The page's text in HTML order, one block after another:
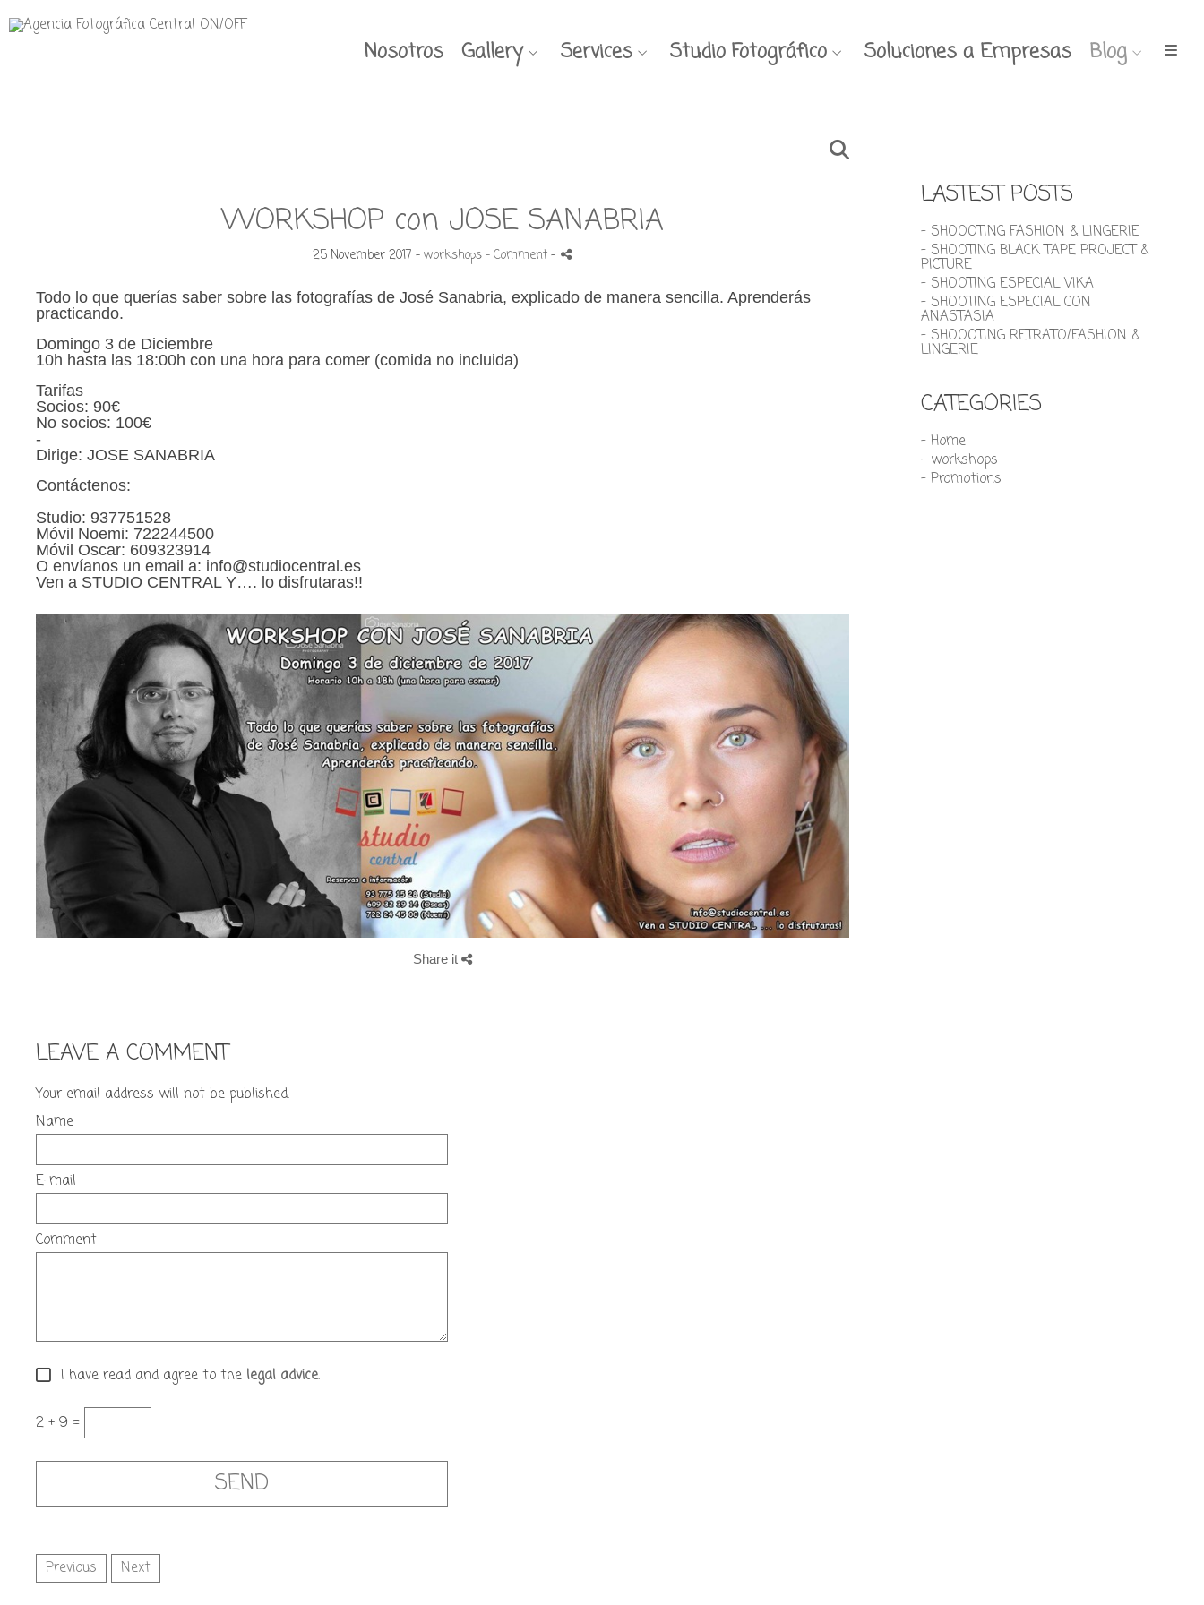
Nosotros Gallery Services Studio Fotográfico Soluciones a Empresas Blog
WORKSHOP con JOSE SANABRIA
25 November 2017 -workshops - Comment-
Todo lo que querías saber sobre las fotografías de José Sanabria, explicado de manera sencilla. Aprenderás
practicando.
Domingo 3 de Diciembre
10h hasta las 18:00h con una hora para comer (comida no incluida)
Tarifas
Socios: 90€
No socios: 100€
-
Dirige: JOSE SANABRIA
Contáctenos:
Studio: 937751528
Móvil Noemi: 722244500
Móvil Oscar: 609323914
O envíanos un email a: info@studiocentral.es
Ven a STUDIO CENTRAL Y…. lo disfrutaras!!
Share it
LEAVE A COMMENT
Your email address will not be published.
Name
E-mail
Comment
I have read and agree to the legal advice.
2 + 9 =
Previous Next
LASTEST POSTS
- SHOOOTING FASHION & LINGERIE
- SHOOTING BLACK TAPE PROJECT &
PICTURE
- SHOOTING ESPECIAL VIKA
- SHOOTING ESPECIAL CON
ANASTASIA
- SHOOOTING RETRATO/FASHION &
LINGERIE
CATEGORIES
- Home
- workshops
- Promotions